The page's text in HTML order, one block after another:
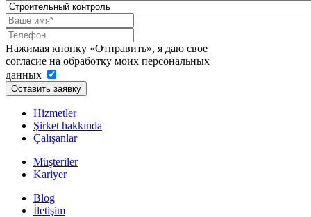
Нажимая кнопку «Отправить», я даю свое
согласие на обработку моих персональных
данных
Оставить заявку
Hizmetler
Şirket hakkında
Çalışanlar
Müşteriler
Kariyer
Blog
İletişim